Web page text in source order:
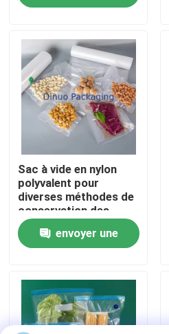
À propos de nous
Visite de l'usine
Contrôle qualité
Contactez-nous
Nouvelles
Cas
Bulle Mailing sacs
Sac à vide en nylon
polyvalent pour
diverses méthodes de
conservation des
aliments
envoyer une